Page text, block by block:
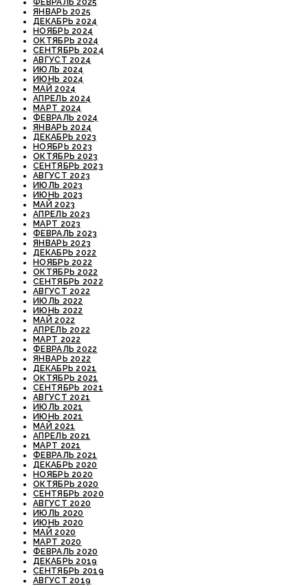
ФЕВРАЛЬ 2025
ЯНВАРЬ 2025
ДЕКАБРЬ 2024
НОЯБРЬ 2024
ОКТЯБРЬ 2024
СЕНТЯБРЬ 2024
АВГУСТ 2024
ИЮЛЬ 2024
ИЮНЬ 2024
МАЙ 2024
АПРЕЛЬ 2024
МАРТ 2024
ФЕВРАЛЬ 2024
ЯНВАРЬ 2024
ДЕКАБРЬ 2023
НОЯБРЬ 2023
ОКТЯБРЬ 2023
СЕНТЯБРЬ 2023
АВГУСТ 2023
ИЮЛЬ 2023
ИЮНЬ 2023
МАЙ 2023
АПРЕЛЬ 2023
МАРТ 2023
ФЕВРАЛЬ 2023
ЯНВАРЬ 2023
ДЕКАБРЬ 2022
НОЯБРЬ 2022
ОКТЯБРЬ 2022
СЕНТЯБРЬ 2022
АВГУСТ 2022
ИЮЛЬ 2022
ИЮНЬ 2022
МАЙ 2022
АПРЕЛЬ 2022
МАРТ 2022
ФЕВРАЛЬ 2022
ЯНВАРЬ 2022
ДЕКАБРЬ 2021
ОКТЯБРЬ 2021
СЕНТЯБРЬ 2021
АВГУСТ 2021
ИЮЛЬ 2021
ИЮНЬ 2021
МАЙ 2021
АПРЕЛЬ 2021
МАРТ 2021
ФЕВРАЛЬ 2021
ДЕКАБРЬ 2020
НОЯБРЬ 2020
ОКТЯБРЬ 2020
СЕНТЯБРЬ 2020
АВГУСТ 2020
ИЮЛЬ 2020
ИЮНЬ 2020
МАЙ 2020
МАРТ 2020
ФЕВРАЛЬ 2020
ДЕКАБРЬ 2019
СЕНТЯБРЬ 2019
АВГУСТ 2019